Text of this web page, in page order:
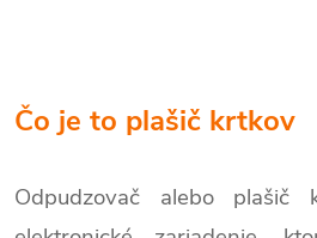
Čo je to plašič krtkov
Odpudzovač alebo plašič